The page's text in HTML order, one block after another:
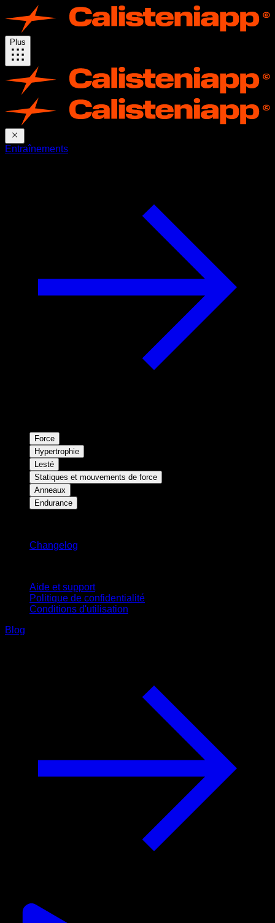
Plus
Entraînements
Force
Hypertrophie
Lesté
Statiques et mouvements de force
Anneaux
Endurance
Changelog
Aide et support
Politique de confidentialité
Conditions d'utilisation
Blog